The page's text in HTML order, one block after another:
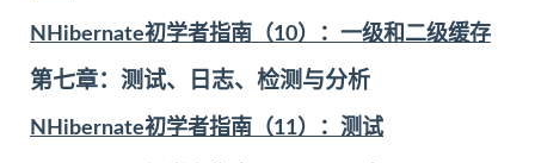
NHibernate初学者指南（10）：一级和二级缓存
第七章：测试、日志、检测与分析
NHibernate初学者指南（11）：测试